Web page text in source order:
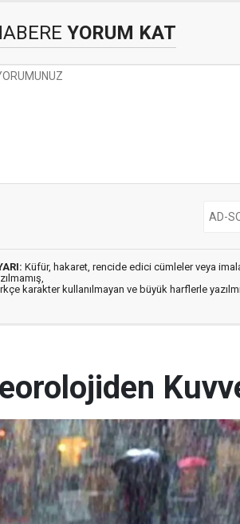
YORUM KAT
Küfür, hakaret, rencide edici cümleler veya
karakter kullanılmayan ve büyük harflerle